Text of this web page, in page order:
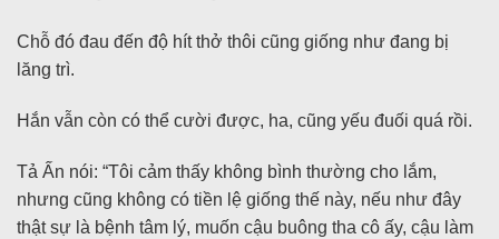
Chỗ đó đau đến độ hít thở thôi cũng giống như đang bị
lăng trì.
Hắn vẫn còn có thể cười được, ha, cũng yếu đuối quá rồi.
Tả Ấn nói: “Tôi cảm thấy không bình thường cho lắm,
nhưng cũng không có tiền lệ giống thế này, nếu như đây
thật sự là bệnh tâm lý, muốn cậu buông tha cô ấy, cậu làm